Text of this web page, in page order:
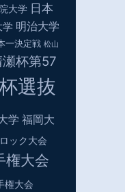
大学 日本
学 明治大学
一決定戦 松山
杯第57
選抜
学 福岡大
ック大会
権大会
権大会